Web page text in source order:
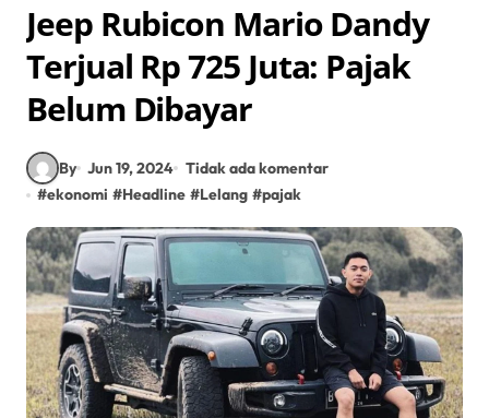
Jeep Rubicon Mario Dandy
Terjual Rp 725 Juta: Pajak
Belum Dibayar
By Jun 19, 2024 Tidak ada komentar
#ekonomi #Headline #Lelang #pajak